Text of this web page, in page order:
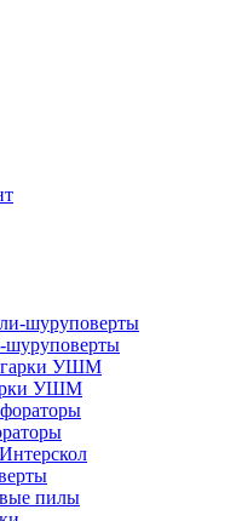
шуруповерты
УШМ
пилы